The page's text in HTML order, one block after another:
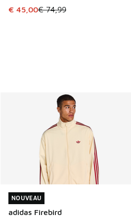
Cet article est en promotion.
€ 45,00€ 74,99
NOUVEAU
adidas Firebird
NOUVEAU